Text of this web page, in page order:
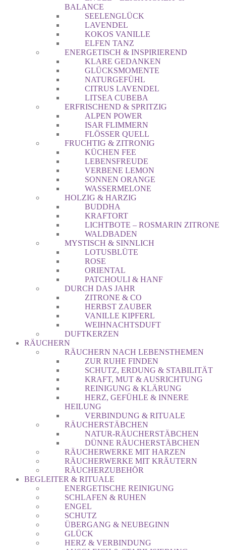
BALANCE
SEELENGLÜCK
LAVENDEL
KOKOS VANILLE
ELFEN TANZ
ENERGETISCH & INSPIRIEREND
KLARE GEDANKEN
GLÜCKSMOMENTE
NATURGEFÜHL
CITRUS LAVENDEL
LITSEA CUBEBA
ERFRISCHEND & SPRITZIG
ALPEN POWER
ISAR FLIMMERN
FLÖSSER QUELL
FRUCHTIG & ZITRONIG
KÜCHEN FEE
LEBENSFREUDE
VERBENE LEMON
SONNEN ORANGE
WASSERMELONE
HOLZIG & HARZIG
BUDDHA
KRAFTORT
LICHTBOTE – ROSMARIN ZITRONE
WALDBADEN
MYSTISCH & SINNLICH
LOTUSBLÜTE
ROSE
ORIENTAL
PATCHOULI & HANF
DURCH DAS JAHR
ZITRONE & CO
HERBST ZAUBER
VANILLE KIPFERL
WEIHNACHTSDUFT
DUFTKERZEN
RÄUCHERN
RÄUCHERN NACH LEBENSTHEMEN
ZUR RUHE FINDEN
SCHUTZ, ERDUNG & STABILITÄT
KRAFT, MUT & AUSRICHTUNG
REINIGUNG & KLÄRUNG
HERZ, GEFÜHLE & INNERE
HEILUNG
VERBINDUNG & RITUALE
RÄUCHERSTÄBCHEN
NATUR-RÄUCHERSTÄBCHEN
DÜNNE RÄUCHERSTÄBCHEN
RÄUCHERWERKE MIT HARZEN
RÄUCHERWERKE MIT KRÄUTERN
RÄUCHERZUBEHÖR
BEGLEITER & RITUALE
ENERGETISCHE REINIGUNG
SCHLAFEN & RUHEN
ENGEL
SCHUTZ
ÜBERGANG & NEUBEGINN
GLÜCK
HERZ & VERBINDUNG